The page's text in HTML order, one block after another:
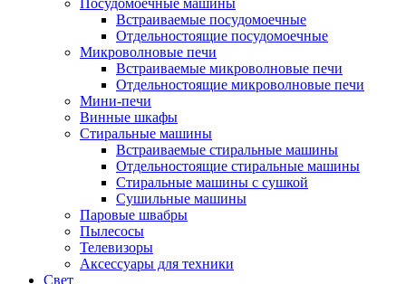
Посудомоечные машины
Встраиваемые посудомоечные
Отдельностоящие посудомоечные
Микроволновые печи
Встраиваемые микроволновые печи
Отдельностоящие микроволновые печи
Мини-печи
Винные шкафы
Стиральные машины
Встраиваемые стиральные машины
Отдельностоящие стиральные машины
Стиральные машины с сушкой
Сушильные машины
Паровые швабры
Пылесосы
Телевизоры
Аксессуары для техники
Свет